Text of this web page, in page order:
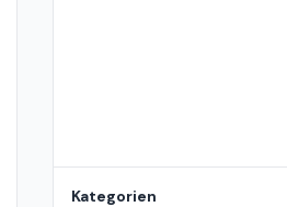
Kategorien